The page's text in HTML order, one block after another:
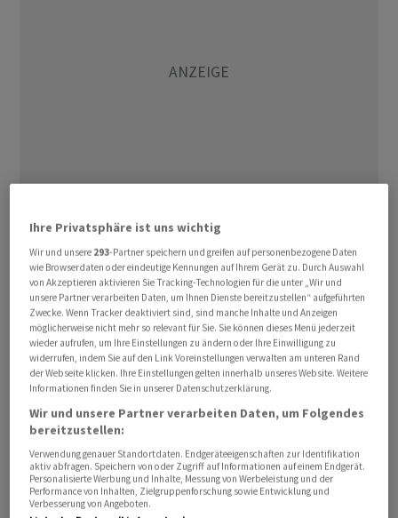
Dieses Jahr dürfte der Umsatz mit 20,0 bis 21,1
Milliarden Euro bestenfalls das Vorjahresniveau
erreichen, teilte der Dax -Konzern mit. Im Tagesgeschäft
erwartet das Unternehmen vor Sondereffekten mit 5,5
bis 6,0 Milliarden Euro einen Ergebnisrückgang. Die
Aktie geriet vorbörslich deutlich unter Druck. Analyst
Richard Vosser von JPMorgan rechnet mit sinkenden
Gewinnerwartungen am Markt für das laufende Jahr
Erheblichen Gegenwind erwartet Merck vom schwachen
Dollar, der unter US-Präsident Donald Trump deutlich
an Wert verloren hat. Wegen seiner aggressiven
Zollpolitik hat das Vertrauen in die Vereinigten Staaten
Ihre Privatsphäre ist uns wichtig
Wir und unsere 293-Partner speichern und greifen auf personenbezogene Daten
wie Browserdaten oder eindeutige Kennungen auf Ihrem Gerät zu. Durch Auswahl
von Akzeptieren aktivieren Sie Tracking-Technologien für die unter „Wir und
unsere Partner verarbeiten Daten, um Ihnen Dienste bereitzustellen“ aufgeführten
Zwecke. Wenn Tracker deaktiviert sind, sind manche Inhalte und Anzeigen
möglicherweise nicht mehr so relevant für Sie. Sie können dieses Menü jederzeit
wieder aufrufen, um Ihre Einstellungen zu ändern oder Ihre Einwilligung zu
widerrufen, indem Sie auf den Link Voreinstellungen verwalten am unteren Rand
der Webseite klicken. Ihre Einstellungen gelten innerhalb unseres Website. Weitere
Informationen finden Sie in unserer Datenschutzerklärung.
Wir und unsere Partner verarbeiten Daten, um Folgendes
bereitzustellen:
Verwendung genauer Standortdaten. Endgeräteeigenschaften zur Identifikation
aktiv abfragen. Speichern von oder Zugriff auf Informationen auf einem Endgerät.
Personalisierte Werbung und Inhalte, Messung von Werbeleistung und der
Performance von Inhalten, Zielgruppenforschung sowie Entwicklung und
Verbesserung von Angeboten.